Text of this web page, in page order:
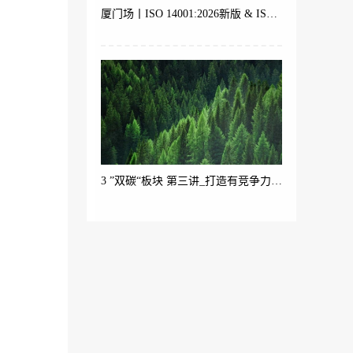
厦门场丨ISO 14001:2026新版 & ISO 9001 体系内审员培训
3 ”双碳“板块 第三讲_打造有竞争力的绿色产品（产品碳足迹ISO 14067与生命周期理论）